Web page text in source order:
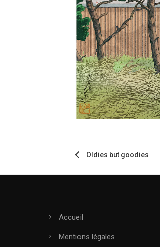
Oldies but goodies
Accueil
Mentions légales